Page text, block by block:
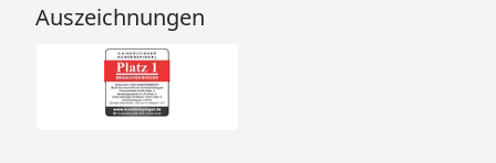
Auszeichnungen